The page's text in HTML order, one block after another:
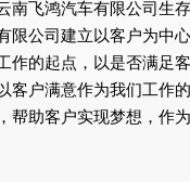
南飞鸿汽车有限公司生
限公司建立以客户为中
作的起点，以是否满足
客户满意作为我们工作
帮助客户实现梦想，作